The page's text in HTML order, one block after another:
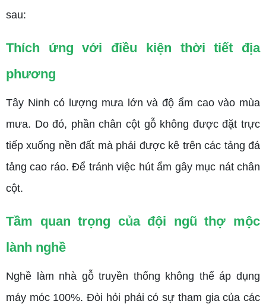
sau:
Thích ứng với điều kiện thời tiết địa
phương
Tây Ninh có lượng mưa lớn và độ ẩm cao vào mùa
mưa. Do đó, phần chân cột gỗ không được đặt trực
tiếp xuống nền đất mà phải được kê trên các tảng đá
tảng cao ráo. Để tránh việc hút ẩm gây mục nát chân
cột.
Tầm quan trọng của đội ngũ thợ mộc
lành nghề
Nghề làm nhà gỗ truyền thống không thể áp dụng
máy móc 100%. Đòi hỏi phải có sự tham gia của các